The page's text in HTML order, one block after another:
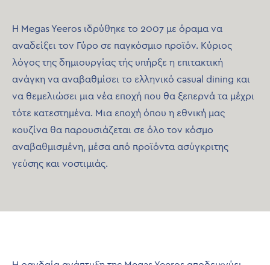
H Megas Yeeros ιδρύθηκε το 2007 με όραμα να
αναδείξει τον Γύρο σε παγκόσμιο προϊόν. Κύριος
λόγος της δημιουργίας τής υπήρξε η επιτακτική
ανάγκη να αναβαθμίσει το ελληνικό casual dining και
να θεμελιώσει μια νέα εποχή που θα ξεπερνά τα μέχρι
τότε κατεστημένα. Μια εποχή όπου η εθνική μας
κουζίνα θα παρουσιάζεται σε όλο τον κόσμο
αναβαθμισμένη, μέσα από προϊόντα ασύγκριτης
γεύσης και νοστιμιάς.